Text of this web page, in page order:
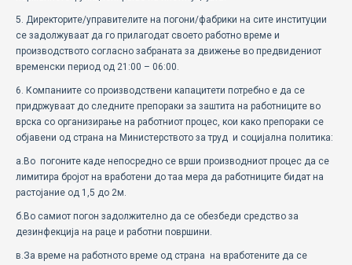
5. Директорите/управителите на погони/фабрики на сите институции
се задолжуваат да го прилагодат своето работно време и
производството согласно забраната за движење во предвидениот
временски период од 21:00 – 06:00.
6. Компаниите со производствени капацитети потребно е да се
придржуваат до следните препораки за заштита на работниците во
врска со организирање на работниот процес, кои како препораки се
објавени од страна на Министерството за труд и социјална политика:
а.Во погоните каде непосредно се врши производниот процес да се
лимитира бројот на вработени до таа мера да работниците бидат на
растојание од 1,5 до 2м.
б.Во самиот погон задолжително да се обезбеди средство за
дезинфекција нa раце и работни површини.
в.За време на работното време од страна на вработените да се